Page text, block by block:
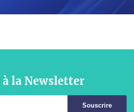
la Newsletter
Souscrire